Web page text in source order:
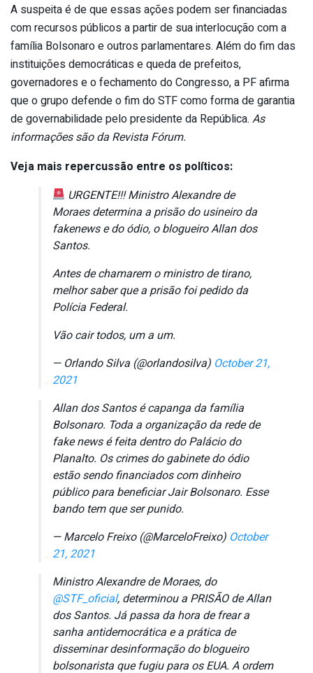
A suspeita é de que essas ações podem ser financiadas
com recursos públicos a partir de sua interlocução com a
família Bolsonaro e outros parlamentares. Além do fim das
instituições democráticas e queda de prefeitos,
governadores e o fechamento do Congresso, a PF afirma
que o grupo defende o fim do STF como forma de garantia
de governabilidade pelo presidente da República. As
informações são da Revista Fórum.
Veja mais repercussão entre os políticos:
URGENTE!!! Ministro Alexandre de
Moraes determina a prisão do usineiro da
fakenews e do ódio, o blogueiro Allan dos
Santos.
Antes de chamarem o ministro de tirano,
melhor saber que a prisão foi pedido da
Polícia Federal.
Vão cair todos, um a um.
— Orlando Silva (@orlandosilva) October 21,
2021
Allan dos Santos é capanga da família
Bolsonaro. Toda a organização da rede de
fake news é feita dentro do Palácio do
Planalto. Os crimes do gabinete do ódio
estão sendo financiados com dinheiro
público para beneficiar Jair Bolsonaro. Esse
bando tem que ser punido.
— Marcelo Freixo (@MarceloFreixo) October
21, 2021
Ministro Alexandre de Moraes, do
@STF_oficial, determinou a PRISÃO de Allan
dos Santos. Já passa da hora de frear a
sanha antidemocrática e a prática de
disseminar desinformação do blogueiro
bolsonarista que fugiu para os EUA. A ordem